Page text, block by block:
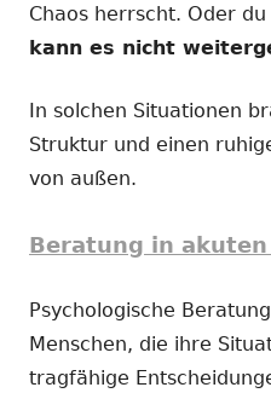
Chaos herrscht. Oder
kann es nicht
In solchen Situationen
Struktur und einen
von außen.
Beratung in
Psychologische
Menschen, die ihre
tragfähige